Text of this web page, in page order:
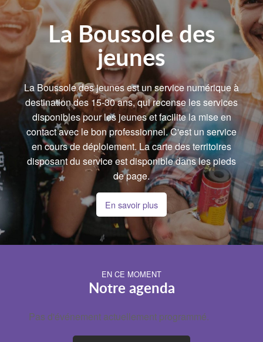
La Boussole des
jeunes
La Boussole des jeunes est un service numérique à
destination des 15-30 ans, qui recense les services
disponibles pour les jeunes et facilite la mise en
contact avec le bon professionnel. C'est un service
en cours de déploiement. La carte des territoires
disposant du service est disponible dans les pieds
de page.
En savoir plus
EN CE MOMENT
Notre agenda
Pas d'événement actuellement programmé.